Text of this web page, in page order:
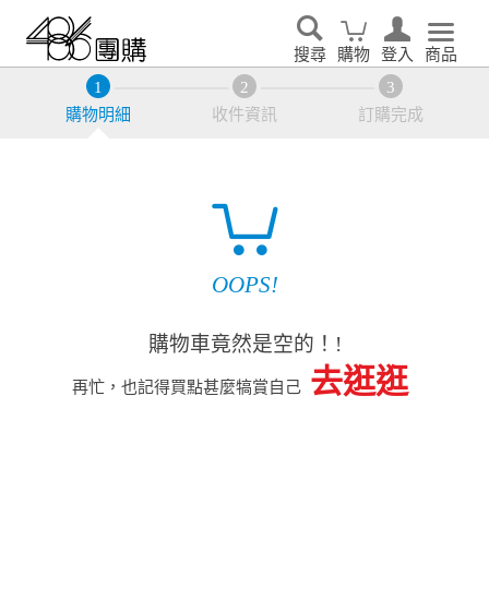
搜尋 購物 登入 商品
購物明細 收件資訊 訂購完成
OOPS!
購物車竟然是空的！!
再忙，也記得買點甚麼犒賞自己 去逛逛